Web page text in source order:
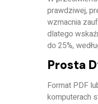
prawdziwej,
wzmacnia
dlatego
do 25%,
Prosta
Format PDF
komputerach